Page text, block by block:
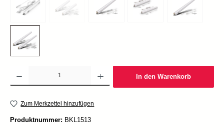
Produkt Anzahl: Gib den gewünschten Wert ein oder benutze die Schaltflächen um die
In den Warenkorb
Zum Merkzettel hinzufügen
Produktnummer: BKL1513